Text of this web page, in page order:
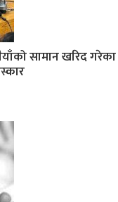
सामान खरिद गरेका